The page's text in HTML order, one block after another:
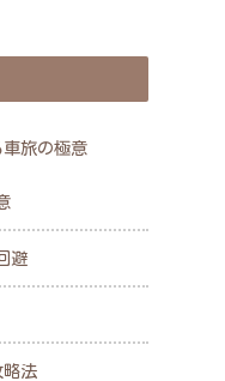
車旅の極意
避
略法